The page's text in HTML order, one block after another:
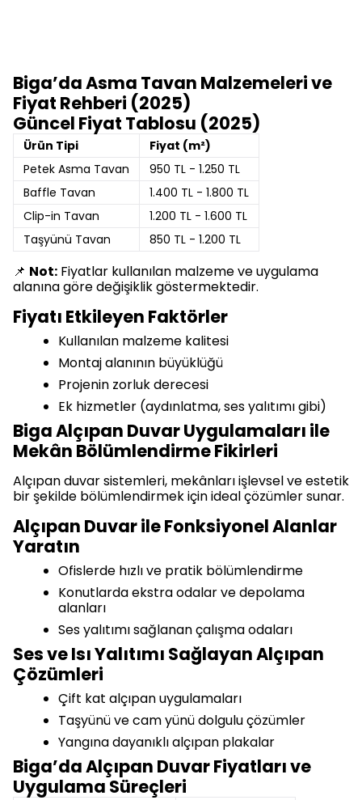
Biga’da Asma Tavan Malzemeleri ve
Fiyat Rehberi (2025)
Güncel Fiyat Tablosu (2025)
Ürün Tipi
Fiyat (m²)
Petek Asma Tavan
950 TL - 1.250 TL
Baffle Tavan
1.400 TL - 1.800 TL
Clip-in Tavan
1.200 TL - 1.600 TL
Taşyünü Tavan
850 TL - 1.200 TL
📌 Not: Fiyatlar kullanılan malzeme ve uygulama
alanına göre değişiklik göstermektedir.
Fiyatı Etkileyen Faktörler
Kullanılan malzeme kalitesi
Montaj alanının büyüklüğü
Projenin zorluk derecesi
Ek hizmetler (aydınlatma, ses yalıtımı gibi)
Biga Alçıpan Duvar Uygulamaları ile
Mekân Bölümlendirme Fikirleri
Alçıpan duvar sistemleri, mekânları işlevsel ve estetik
bir şekilde bölümlendirmek için ideal çözümler sunar.
Alçıpan Duvar ile Fonksiyonel Alanlar
Yaratın
Ofislerde hızlı ve pratik bölümlendirme
Konutlarda ekstra odalar ve depolama
alanları
Ses yalıtımı sağlanan çalışma odaları
Ses ve Isı Yalıtımı Sağlayan Alçıpan
Çözümleri
Çift kat alçıpan uygulamaları
Taşyünü ve cam yünü dolgulu çözümler
Yangına dayanıklı alçıpan plakalar
Biga’da Alçıpan Duvar Fiyatları ve
Uygulama Süreçleri